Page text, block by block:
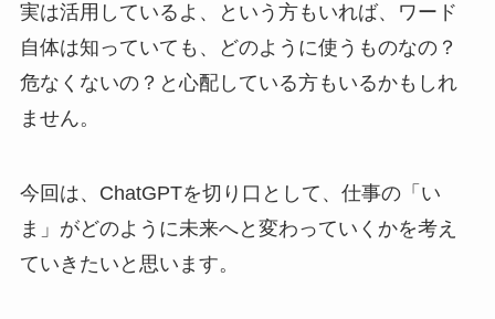
実は活用しているよ、という方もいれば、ワード
自体は知っていても、どのように使うものなの？
危なくないの？と心配している方もいるかもしれ
ません。
今回は、ChatGPTを切り口として、仕事の「い
ま」がどのように未来へと変わっていくかを考え
ていきたいと思います。